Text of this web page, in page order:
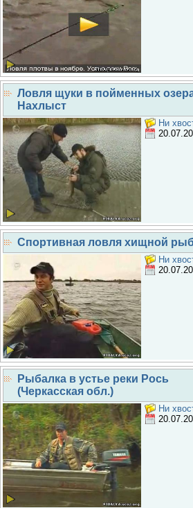
Ловля щуки в пойменных
Нахлыст
Ни
Спортивная ловля хищной
Ни
Рыбалка в устье реки Рось
(Черкасская обл.)
Ни